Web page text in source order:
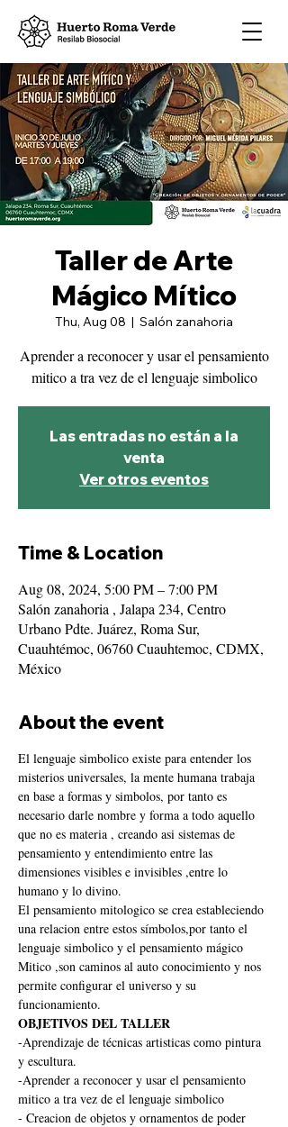
Taller de Arte
Mágico Mítico
Thu, Aug 08
  |
Salón zanahoria
Aprender a reconocer y usar el pensamiento
mitico a tra vez de el lenguaje simbolico
Las entradas no están a la
venta
Ver otros eventos
Time & Location
Aug 08, 2024, 5:00 PM – 7:00 PM
Salón zanahoria , Jalapa 234, Centro
Urbano Pdte. Juárez, Roma Sur,
Cuauhtémoc, 06760 Cuauhtemoc, CDMX,
México
About the event
El lenguaje simbolico existe para entender los
misterios universales, la mente humana trabaja
en base a formas y simbolos, por tanto es
necesario darle nombre y forma a todo aquello
que no es materia , creando asi sistemas de
pensamiento y entendimiento entre las
dimensiones visibles e invisibles ,entre lo
humano y lo divino.
El pensamiento mitologico se crea estableciendo
una relacion entre estos símbolos,por tanto el
lenguaje simbolico y el pensamiento mágico
Mitico ,son caminos al auto conocimiento y nos
permite configurar el universo y su
funcionamiento.
OBJETIVOS DEL TALLER
-Aprendizaje de técnicas artisticas como pintura
y escultura.
-Aprender a reconocer y usar el pensamiento
mitico a tra vez de el lenguaje simbolico
- Creacion de objetos y ornamentos de poder